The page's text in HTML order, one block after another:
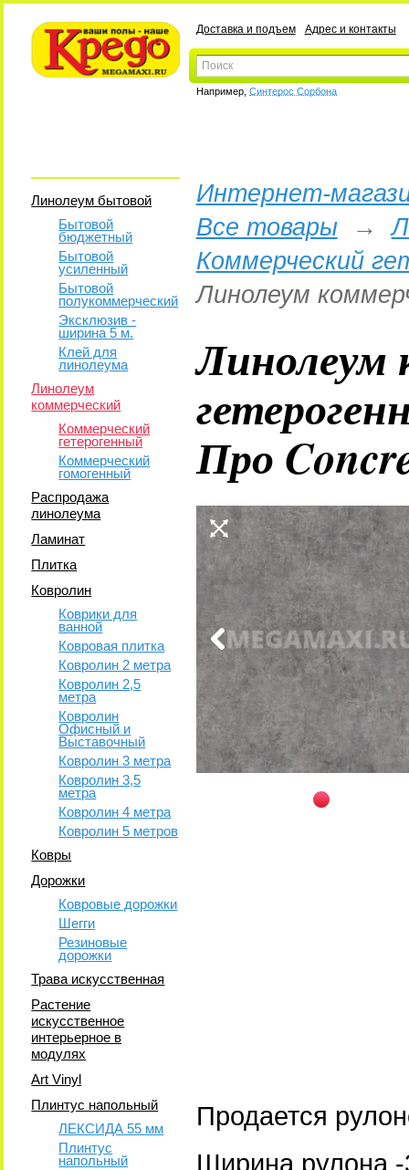
Доставка и подъем Адрес и контакты
Например, Синтерос Сорбона
Линолеум бытовой
Бытовой
бюджетный
Бытовой
усиленный
Бытовой
полукоммерческий
Эксклюзив -
ширина 5 м.
Клей для
линолеума
Линолеум
коммерческий
Коммерческий
гетерогенный
Коммерческий
гомогенный
Распродажа
линолеума
Ламинат
Плитка
Ковролин
Коврики для
ванной
Ковровая плитка
Ковролин 2 метра
Ковролин 2,5
метра
Ковролин
Офисный и
Выставочный
Ковролин 3 метра
Ковролин 3,5
метра
Ковролин 4 метра
Ковролин 5 метров
Ковры
Дорожки
Ковровые дорожки
Шегги
Резиновые
дорожки
Трава искусственная
Растение
искусственное
интерьерное в
модулях
Art Vinyl
Плинтус напольный
ЛЕКСИДА 55 мм
Плинтус
напольный
Интернет-
Все товары→
Коммерческий
Линолеум
Линолеум
Про
Продается
Ширина рулона